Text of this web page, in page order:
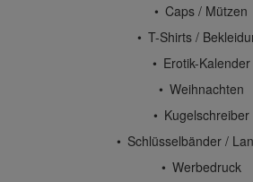
Caps / Mützen
T-Shirts /
Erotik-Kalender
Weihnachten
Kugelschreiber
Schlüsselbänder /
Werbedruck